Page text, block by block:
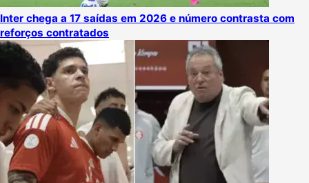
Inter chega a 17 saídas em 2026 e número contrasta com
reforços contratados